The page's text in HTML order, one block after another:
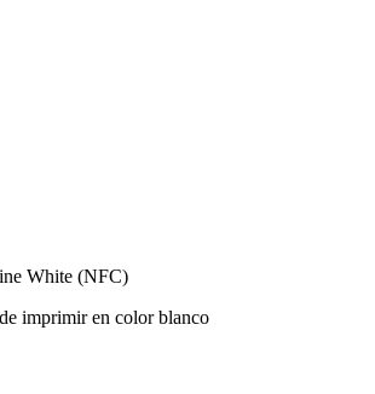
White (NFC)
imprimir en color blanco